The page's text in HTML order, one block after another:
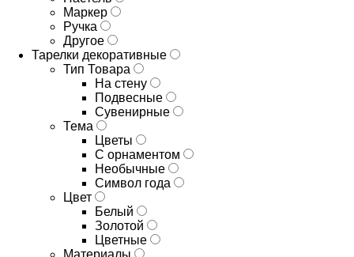
Маркер
Ручка
Другое
Тарелки декоративные
Тип Товара
На стену
Подвесные
Сувенирные
Тема
Цветы
С орнаментом
Необычные
Символ года
Цвет
Белый
Золотой
Цветные
Материалы